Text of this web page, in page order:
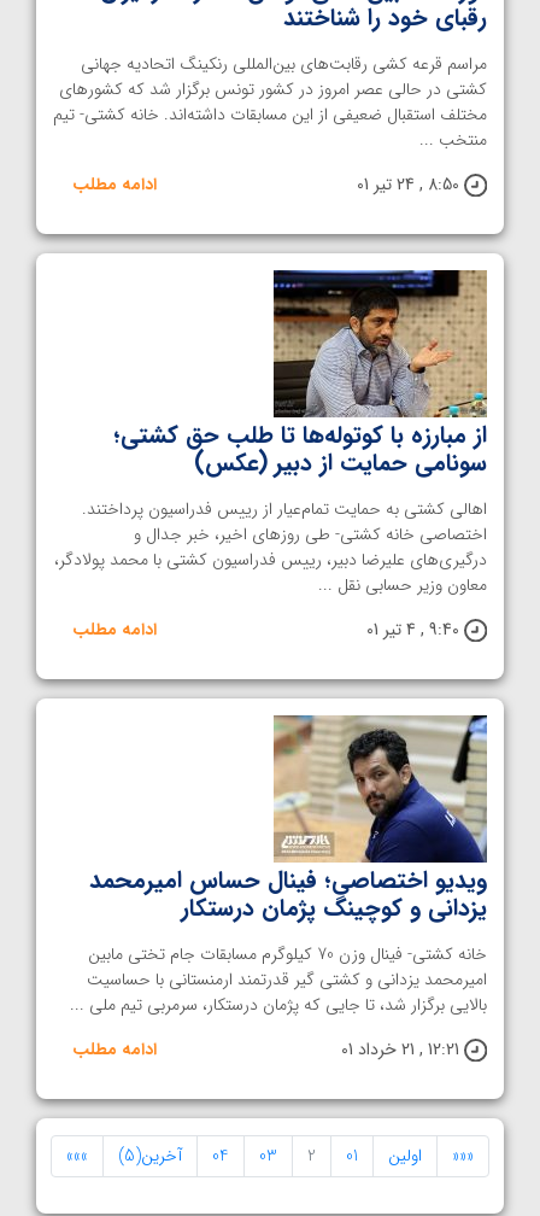
رقبای خود را شناختند
مراسم قرعه کشی رقابت‌های بین‌المللی رنکینگ اتحادیه جهانی
کشتی در حالی عصر امروز در کشور تونس برگزار شد که کشورهای
مختلف استقبال ضعیفی از این مسابقات داشته‌اند. خانه کشتی- تیم
منتخب ...
8:50 , 24 تیر 01
ادامه مطلب
از مبارزه با کوتوله‌ها تا طلب حق کشتی؛
سونامی حمایت از دبیر (عکس)
اهالی کشتی به حمایت تمام‌عیار از رییس فدراسیون پرداختند.
اختصاصی خانه کشتی- طی روزهای اخیر، خبر جدال و
درگیری‌های علیرضا دبیر، رییس فدراسیون کشتی با محمد پولادگر،
معاون وزیر حسابی نقل‌ ...
9:40 , 4 تیر 01
ادامه مطلب
ویدیو اختصاصی؛ فینال حساس امیرمحمد
یزدانی و کوچینگ پژمان درستکار
خانه کشتی- فینال وزن 70 کیلوگرم مسابقات جام تختی مابین
امیرمحمد یزدانی و کشتی گیر قدرتمند ارمنستانی با حساسیت
بالایی برگزار شد، تا جایی که پژمان درستکار، سرمربی تیم ملی ...
12:21 , 21 خرداد 01
ادامه مطلب
««« اولین 01
2
03
04 آخرین(5) »»»